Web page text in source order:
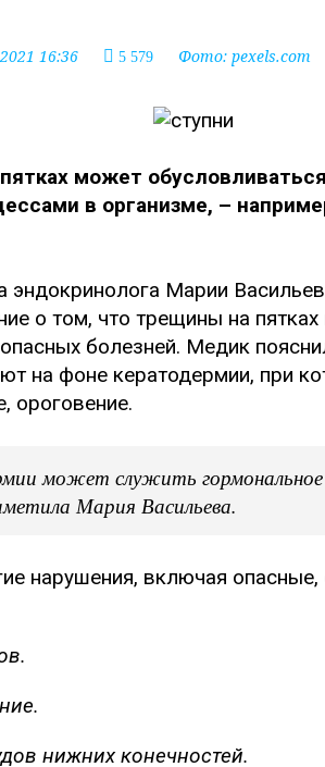
16:36 5 579 Фото: pexels.com
может
в организме, –
эндокринолога Марии
о том, что трещины на
болезней. Медик
на фоне кератодермии, при
ороговение.
может служить
Мария Васильева.
нарушения, включая
нижних конечностей.